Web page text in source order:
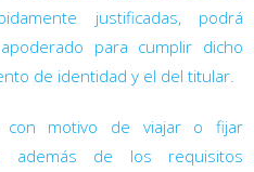
justificadas, podrá
para cumplir dicho
de identidad y el del titular.
con motivo de viajar o fijar
además de los requisitos